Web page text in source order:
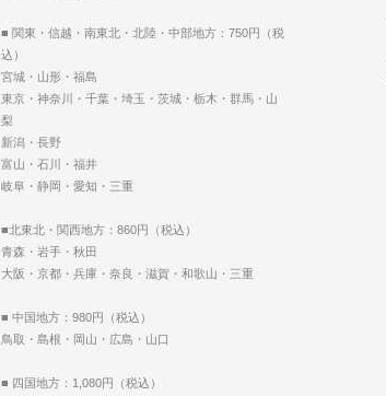
■ 関東・信越・南東北・北陸・中部地方：750円（税
込）
宮城・山形・福島
東京・神奈川・千葉・埼玉・茨城・栃木・群馬・山
梨
新潟・長野
富山・石川・福井
岐阜・静岡・愛知・三重
■北東北・関西地方：860円（税込）
青森・岩手・秋田
大阪・京都・兵庫・奈良・滋賀・和歌山・三重
■ 中国地方：980円（税込）
鳥取・島根・岡山・広島・山口
■ 四国地方：1,080円（税込）